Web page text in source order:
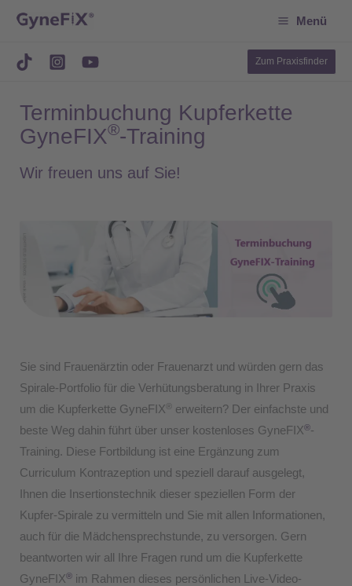
springen
Menü
Zum Praxisfinder
Terminbuchung Kupferkette
GyneFIX®-Training
Wir freuen uns auf Sie!
Sie sind Frauenärztin oder Frauenarzt und würden gern das
Spirale-Portfolio für die Verhütungsberatung in Ihrer Praxis
um die Kupferkette GyneFIX ® erweitern? Der einfachste und
beste Weg dahin führt über unser kostenloses GyneFIX®-
Training. Diese Fortbildung ist eine Ergänzung zum
Curriculum Kontrazeption und speziell darauf ausgelegt,
Ihnen die Insertionstechnik dieser speziellen Form der
Kupfer-Spirale zu vermitteln und Sie mit allen Informationen,
auch für die Mädchensprechstunde, zu versorgen. Gern
beantworten wir all Ihre Fragen rund um die Kupferkette
GyneFIX® im Rahmen dieses persönlichen Live-Video-